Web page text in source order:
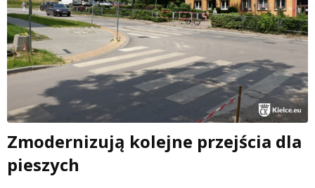
Zmodernizują kolejne przejścia dla
pieszych